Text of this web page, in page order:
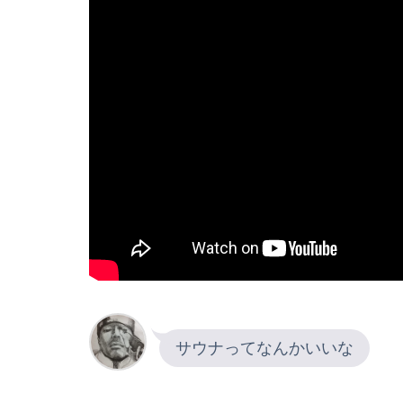
サウナってなんかいいな